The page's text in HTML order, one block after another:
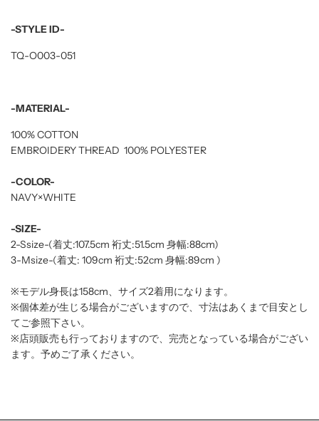
-STYLE ID-
TQ-O003-051
-MATERIAL-
100% COTTON
EMBROIDERY THREAD 100% POLYESTER
-COLOR-
NAVY×WHITE
-SIZE-
2-Ssize-(着丈:107.5cm 裄丈:51.5cm 身幅:88cm)
3-Msize-(着丈: 109cm 裄丈:52cm 身幅:89cm )
※モデル身長は158cm、サイズ2着用になります。
※個体差が生じる場合がございますので、寸法はあくまで目安とし
てご参照下さい。
※店頭販売も行っておりますので、完売となっている場合がござい
ます。予めご了承ください。